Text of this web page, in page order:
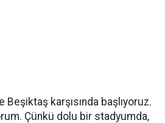
Beşiktaş karşısında başlıyoruz.
Çünkü dolu bir stadyumda,